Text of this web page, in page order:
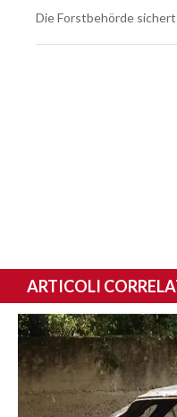
Die Forstbehörde
ARTICOLI